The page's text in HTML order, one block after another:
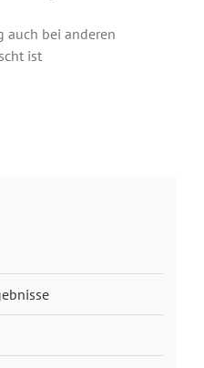
auch bei anderen
ist